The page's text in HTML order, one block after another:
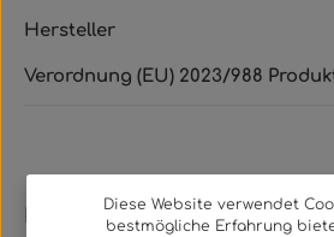
Hersteller
Verordnung (EU) 2023/988
Rechtliches
Diese Website verwendet
bestmögliche Erfahrung